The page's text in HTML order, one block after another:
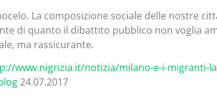
La composizione sociale delle nostre
di quanto il dibattito pubblico non voglia
ma rassicurante.
www.nigrizia.it/notizia/milano-e-i-migranti-
24.07.2017